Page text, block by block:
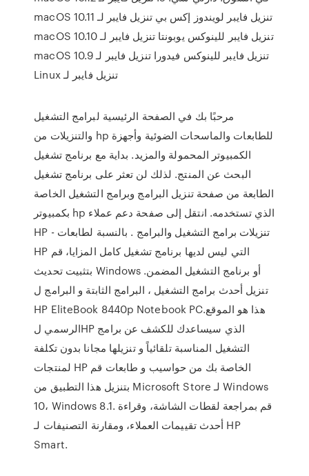
تنزيل فايبر لويندوز إكس بي تنزيل فايبر لـ macOS 10.11
تنزيل فايبر للينوكس يوبونتا تنزيل فايبر لـ macOS 10.10
تنزيل فايبر للينوكس فيدورا تنزيل فايبر لـ macOS 10.9
تنزيل فايبر لـ Linux
مرحبًا بك في الصفحة الرئيسية لبرامج التشغيل
والتنزيلات من hp للطابعات والماسحات الضوئية وأجهزة
الكمبيوتر المحمولة والمزيد. بداية مع برنامج تشغيل
البحث عن المنتج. لذلك لن تعثر على برنامج تشغيل
الطابعة من صفحة تنزيل البرامج وبرامج التشغيل الخاصة
بكمبيوتر hp الذي تستخدمه. انتقل إلى صفحة دعم عملاء
HP - تنزيلات برامج التشغيل والبرامج . بالنسبة لطابعات
HP التي ليس لديها برنامج تشغيل كامل المزايا، قم
بتثبيت تحديث Windows أو برنامج التشغيل المضمن.
تنزيل أحدث برامج التشغيل ، البرامج الثابتة و البرامج ل
HP EliteBook 8440p Notebook PC.هذا هو الموقع
الرسمي لHP الذي سيساعدك للكشف عن برامج
التشغيل المناسبة تلقائياً و تنزيلها مجانا بدون تكلفة
لمنتجات HP الخاصة بك من حواسيب و طابعات قم
بتنزيل هذا التطبيق من Microsoft Store لـ Windows
10، Windows 8.1. قم بمراجعة لقطات الشاشة، وقراءة
أحدث تقييمات العملاء، ومقارنة التصنيفات لـ HP
Smart.